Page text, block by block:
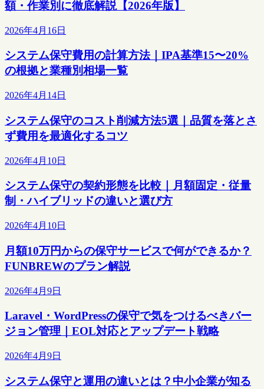
額・作業別に徹底解説【2026年版】
2026年4月16日
システム保守費用の計算方法｜IPA基準15〜20%
の根拠と業種別相場一覧
2026年4月14日
システム保守のコスト削減方法5選｜品質を落とさ
ず費用を最適化するコツ
2026年4月10日
システム保守の契約形態を比較｜月額固定・従量
制・ハイブリッドの違いと選び方
2026年4月10日
月額10万円からの保守サービスで何ができるか？
FUNBREWのプラン解説
2026年4月9日
Laravel・WordPressの保守で気をつけるべきバー
ジョン管理｜EOL対応とアップデート戦略
2026年4月9日
システム保守と運用の違いとは？中小企業が知る